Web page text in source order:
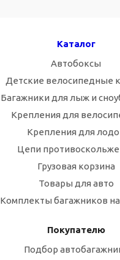
Каталог
Автобоксы
Детские велосипедные
Багажники для лыж и
Крепления для
Крепления для
Цепи
Грузовая корзина
Товары для авто
Комплекты багажников
Покупателю
Подбор